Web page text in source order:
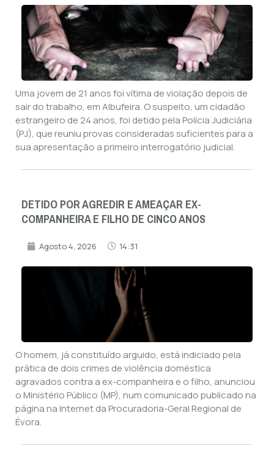
Uma jovem de 21 anos foi vítima de violação depois de
sair do trabalho, em Albufeira. O suspeito, um cidadão
estrangeiro de 24 anos, foi detido pela Polícia Judiciária
(PJ), que reuniu provas consideradas suficientes para a
sua apresentação a primeiro interrogatório judicial.
DETIDO POR AGREDIR E AMEAÇAR EX-
COMPANHEIRA E FILHO DE CINCO ANOS
Agosto 4, 2026 14:31
O homem, já constituído arguido, está indiciado pela
prática de dois crimes de violência doméstica
agravados contra a ex-companheira e o filho, anunciou
o Ministério Público (MP), num comunicado publicado na
página na Internet da Procuradoria-Geral Regional de
Évora.